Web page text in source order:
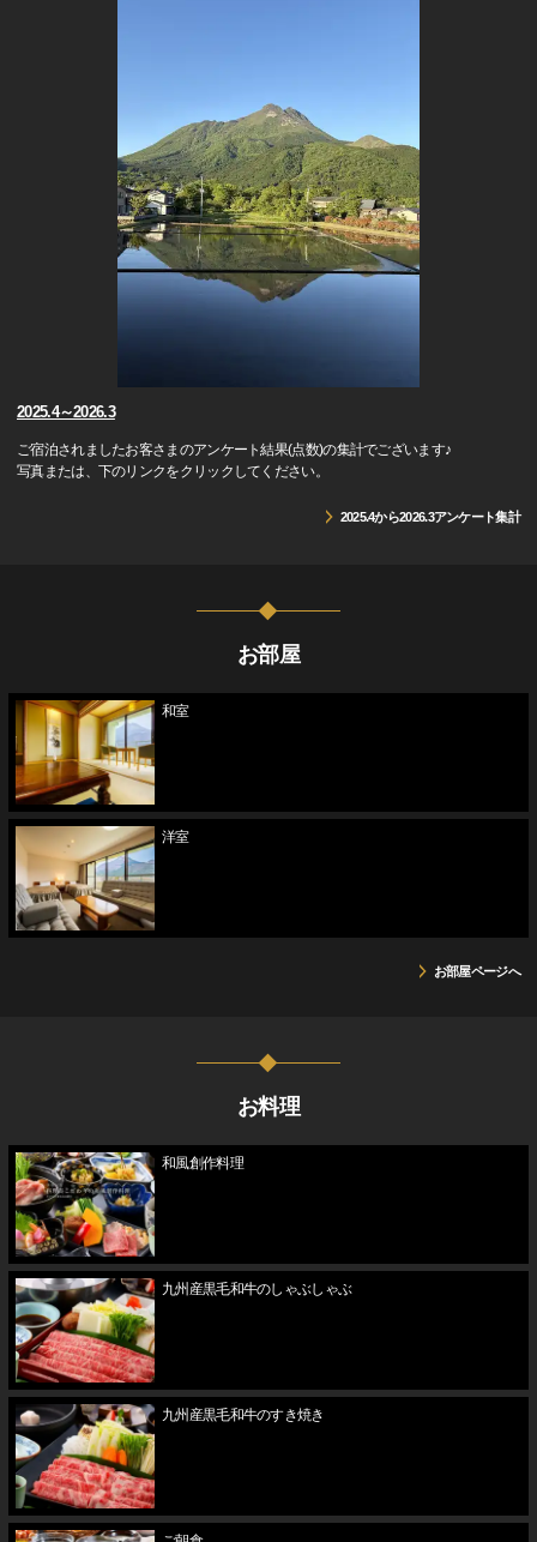
2025.4～2026.3
ご宿泊されましたお客さまのアンケート結果(点数)の集計でございます♪
写真または、下のリンクをクリックしてください。
2025.4から2026.3アンケート集計
お部屋
和室
洋室
お部屋ページへ
お料理
和風創作料理
九州産黒毛和牛のしゃぶしゃぶ
九州産黒毛和牛のすき焼き